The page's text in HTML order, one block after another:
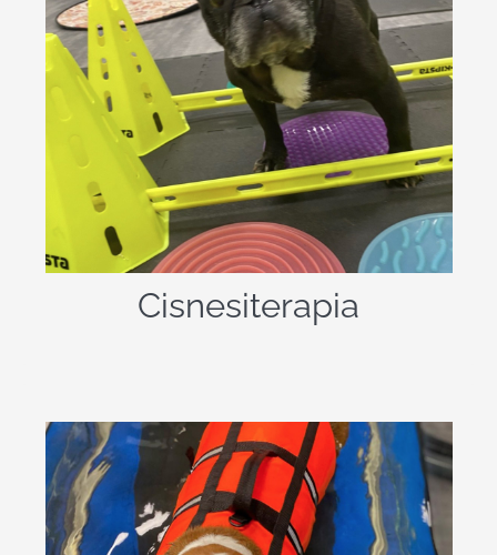
Cisnesiterapia
La cinesiterapia
es una terapia
utilizada en fisioterapia en la que se
emplea el movimiento de músculos y
articulaciones como herramienta para
tratar lesiones, disfunciones o para
activar el metabolismo
.